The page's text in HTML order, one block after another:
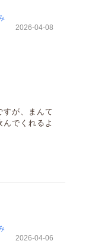
2026-04-08
すが、まんて
でくれるよ
2026-04-06